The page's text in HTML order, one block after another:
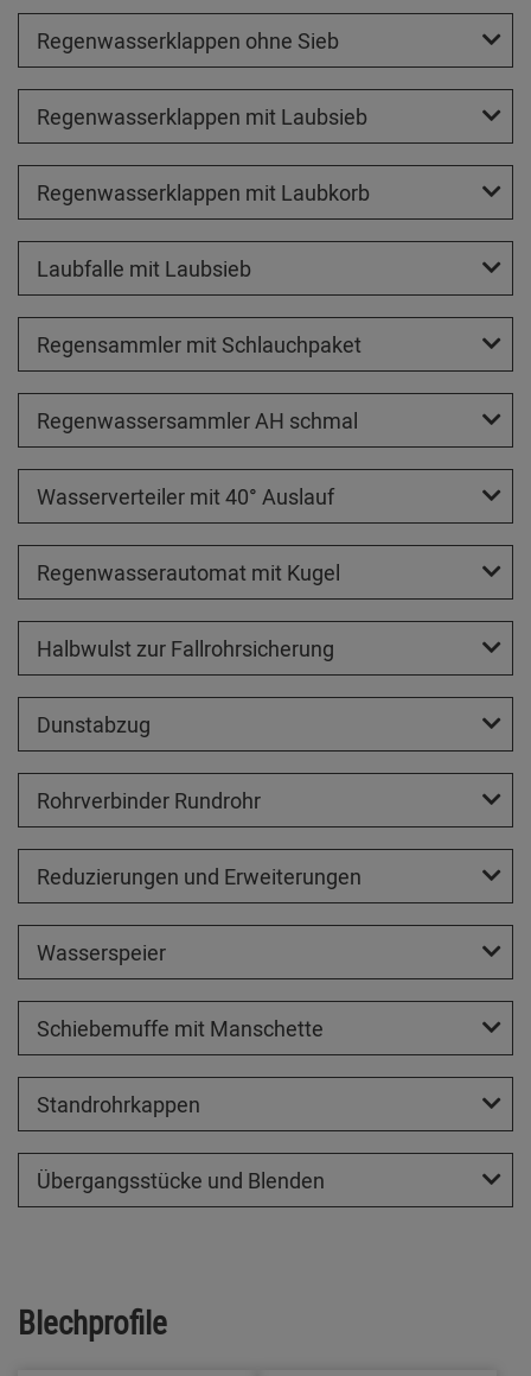
Regenwasserklappen ohne Sieb
Regenwasserklappen mit Laubsieb
Regenwasserklappen mit Laubkorb
Laubfalle mit Laubsieb
Regensammler mit Schlauchpaket
Regenwassersammler AH schmal
Wasserverteiler mit 40° Auslauf
Regenwasserautomat mit Kugel
Halbwulst zur Fallrohrsicherung
Dunstabzug
Rohrverbinder Rundrohr
Reduzierungen und Erweiterungen
Wasserspeier
Schiebemuffe mit Manschette
Standrohrkappen
Übergangsstücke und Blenden
Blechprofile